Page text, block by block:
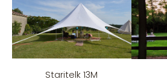
Staritelk 13M